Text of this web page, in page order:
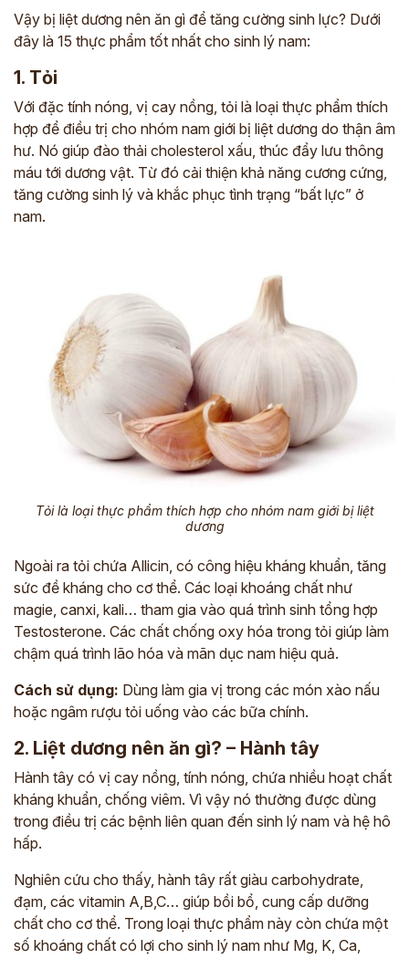
Vậy bị liệt dương nên ăn gì để tăng cường sinh lực? Dưới
đây là 15 thực phẩm tốt nhất cho sinh lý nam:
1. Tỏi
Với đặc tính nóng, vị cay nồng, tỏi là loại thực phẩm thích
hợp để điều trị cho nhóm nam giới bị liệt dương do thận âm
hư. Nó giúp đào thải cholesterol xấu, thúc đẩy lưu thông
máu tới dương vật. Từ đó cải thiện khả năng cương cứng,
tăng cường sinh lý và khắc phục tình trạng “bất lực” ở
nam.
Tỏi là loại thực phẩm thích hợp cho nhóm nam giới bị liệt
dương
Ngoài ra tỏi chứa Allicin, có công hiệu kháng khuẩn, tăng
sức đề kháng cho cơ thể. Các loại khoáng chất như
magie, canxi, kali… tham gia vào quá trình sinh tổng hợp
Testosterone. Các chất chống oxy hóa trong tỏi giúp làm
chậm quá trình lão hóa và mãn dục nam hiệu quả.
Cách sử dụng: Dùng làm gia vị trong các món xào nấu
hoặc ngâm rượu tỏi uống vào các bữa chính.
2. Liệt dương nên ăn gì? – Hành tây
Hành tây có vị cay nồng, tính nóng, chứa nhiều hoạt chất
kháng khuẩn, chống viêm. Vì vậy nó thường được dùng
trong điều trị các bệnh liên quan đến sinh lý nam và hệ hô
hấp.
Nghiên cứu cho thấy, hành tây rất giàu carbohydrate,
đạm, các vitamin A,B,C… giúp bồi bổ, cung cấp dưỡng
chất cho cơ thể. Trong loại thực phẩm này còn chứa một
số khoáng chất có lợi cho sinh lý nam như Mg, K, Ca,